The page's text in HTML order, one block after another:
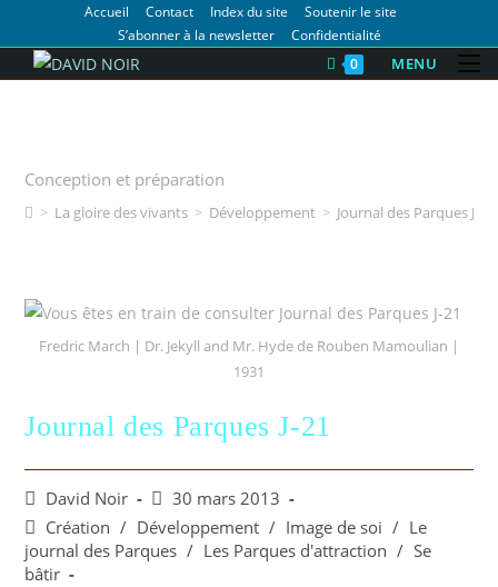
Accueil Contact Index du site
Soutenir le site
S’abonner à la newsletter
Confidentialité
0
MENU
Conception et préparation
> La gloire des vivants > Développement > Journal des Parques J-21
Fredric March | Dr. Jekyll and Mr. Hyde de Rouben Mamoulian |
1931
Journal des Parques J-21
David Noir
30 mars 2013
Création / Développement / Image de soi / Le
journal des Parques / Les Parques d'attraction / Se
bâtir